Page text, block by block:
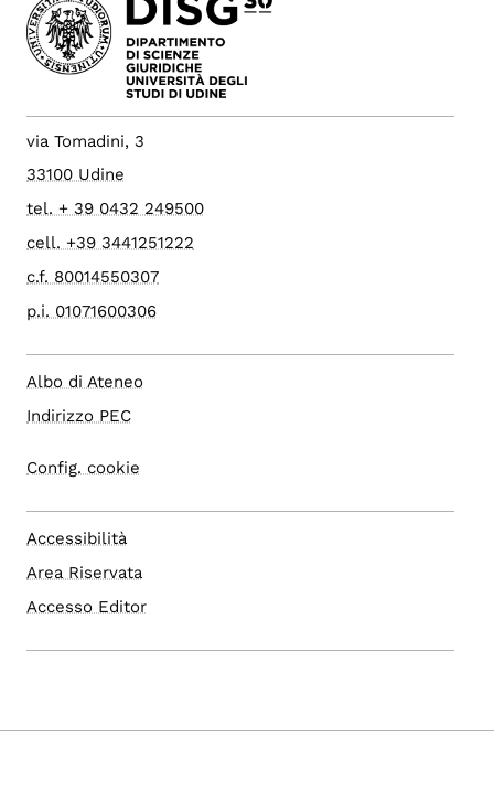
via Tomadini, 3
33100 Udine
tel. + 39 0432 249500
cell. +39 3441251222
c.f. 80014550307
p.i. 01071600306
Albo di Ateneo
Indirizzo PEC
Config. cookie
Accessibilità
Area Riservata
Accesso Editor